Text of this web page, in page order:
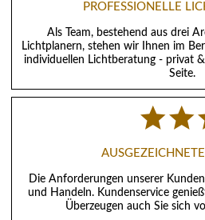
PROFESSIONELLE
Als Team, bestehend aus drei
Lichtplanern, stehen wir Ihnen im
individuellen Lichtberatung - privat
Seite.
Die Anforderungen unserer
und Handeln. Kundenservice
Überzeugen auch Sie sich